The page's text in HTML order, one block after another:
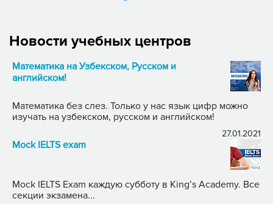
Новости учебных центров
Математика на Узбекском, Русском и
английском!
Математика без слез. Только у нас язык цифр можно
изучать на узбекском, русском и английском!
27.01.2021
Mock IELTS exam
Mock IELTS Exam каждую субботу в King’s Academy. Все
секции экзамена...